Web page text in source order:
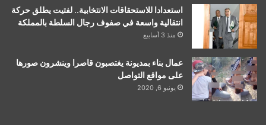
استعدادا للاستحقاقات الانتخابية.. لفتيت يطلق حركة
انتقالية واسعة في صفوف رجال السلطة بالمملكة
منذ 3 أسابيع
عمال بناء بمديونة يغتصبون قاصرا وينشرون صورها
على مواقع التواصل
يونيو 6, 2020